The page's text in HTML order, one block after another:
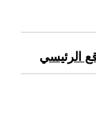
الرئيسي